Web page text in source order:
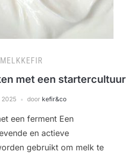
MELKKEFIR
met een startercultuur
2025 door kefir&co
een ferment Een
en actieve
gebruikt om melk te